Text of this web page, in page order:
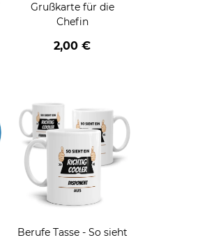
Grußkarte für die
Chefin
2,00 €
Berufe Tasse - So sieht